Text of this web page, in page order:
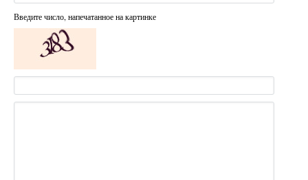
Введите число, напечатанное на картинке